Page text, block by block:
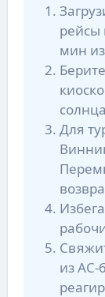
рейсы
мин
Для
из АС-